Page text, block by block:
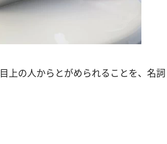
目上の人からとがめられることを、名詞